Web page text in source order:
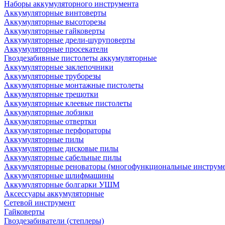
Наборы аккумуляторного инструмента
Аккумуляторные винтоверты
Аккумуляторные высоторезы
Аккумуляторные гайковерты
Аккумуляторные дрели-шуруповерты
Аккумуляторные просекатели
Гвоздезабивные пистолеты аккумуляторные
Аккумуляторные заклепочники
Аккумуляторные труборезы
Аккумуляторные монтажные пистолеты
Аккумуляторные трещотки
Аккумуляторные клеевые пистолеты
Аккумуляторные лобзики
Аккумуляторные отвертки
Аккумуляторные перфораторы
Аккумуляторные пилы
Аккумуляторные дисковые пилы
Аккумуляторные сабельные пилы
Аккумуляторные реноваторы (многофункциональные
Аккумуляторные шлифмашины
Аккумуляторные болгарки УШМ
Аксессуары аккумуляторные
Сетевой инструмент
Гайковерты
Гвоздезабиватели (степлеры)